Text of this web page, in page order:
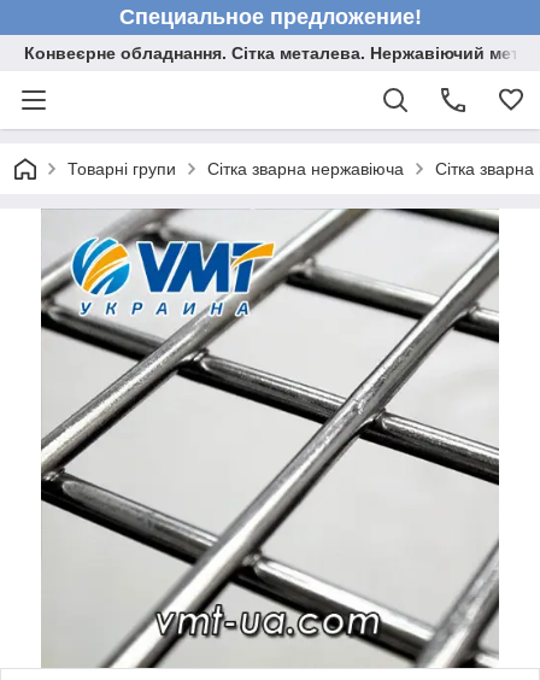
Специальное предложение!
Конвеєрне обладнання. Сітка металева. Нержавіючий
Товарні групи Сітка зварна нержавіюча Сітка